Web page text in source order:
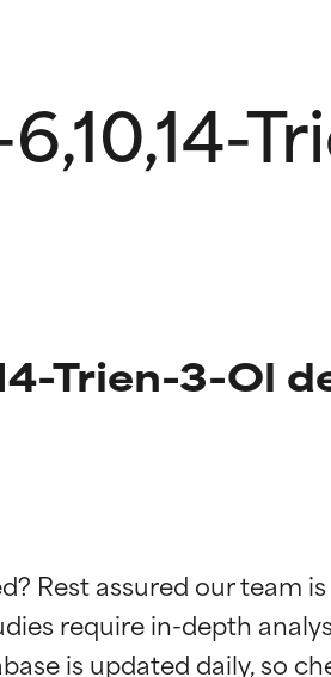
Trien-3-Ol
Rest assured our team
require in-depth
van
van